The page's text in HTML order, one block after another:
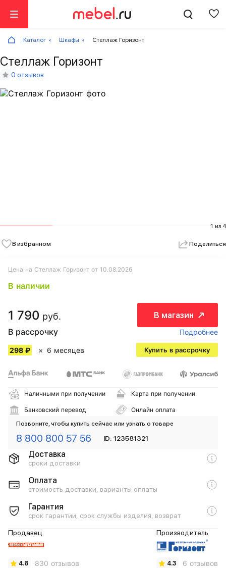
Каталог Шкафы Стеллаж Горизонт
Стеллаж Горизонт
0 отзывов
1 из 4
В избранном Поделиться
Цена на Стеллаж Горизонт от 10.08.2026
В наличии
1 790 руб. В магазин
В рассрочку Подробнее
298 ₽ 6 месяцев Купить в рассрочку
Наличными при получении Карта при получении
Банковский перевод Онлайн оплата
Позвоните, чтобы купить сейчас или узнать о товаре
8 800 800 57 56 ID: 123581321
Доставка
сроки доставки
Оплата
стоимость доставки, варианты оплаты
Гарантия
срок гарантии, срок службы изделия, возврат
Продавец
4.8 830 отзывов
Производитель
4.3 6 отзывов